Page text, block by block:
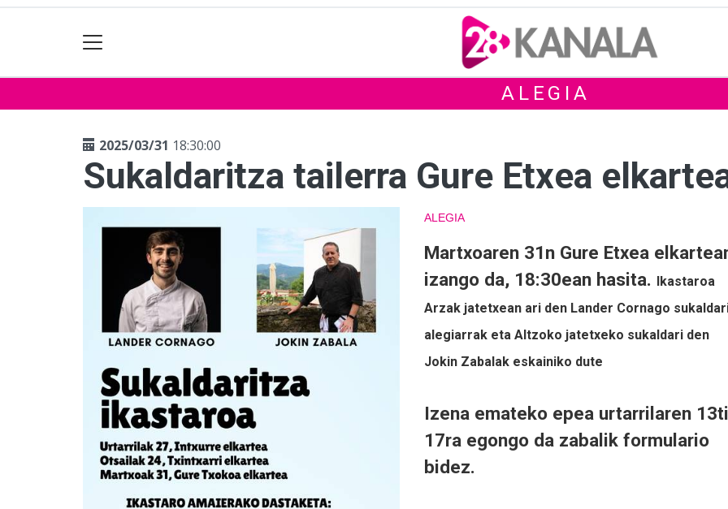
ALEGIA
2025/03/31 18:30:00
Sukaldaritza tailerra Gure Etxea
ALEGIA
Martxoaren 31n Gure Etxea
izango da, 18:30ean hasita. Ikastaroa
Arzak jatetxean ari den Lander Cornago
alegiarrak eta Altzoko jatetxeko sukaldari den
Jokin Zabalak eskainiko dute
Izena emateko epea urtarrilaren
17ra egongo da zabalik formulario
bidez.